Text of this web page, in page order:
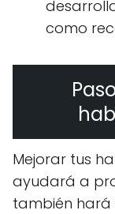
como
Mejorar tus
ayudará a
también hará